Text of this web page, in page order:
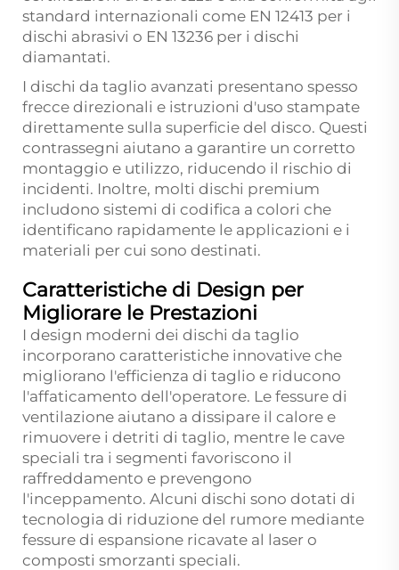
standard internazionali come EN 12413 per i
dischi abrasivi o EN 13236 per i dischi
diamantati.
I dischi da taglio avanzati presentano spesso
frecce direzionali e istruzioni d'uso stampate
direttamente sulla superficie del disco. Questi
contrassegni aiutano a garantire un corretto
montaggio e utilizzo, riducendo il rischio di
incidenti. Inoltre, molti dischi premium
includono sistemi di codifica a colori che
identificano rapidamente le applicazioni e i
materiali per cui sono destinati.
Caratteristiche di Design per
Migliorare le Prestazioni
I design moderni dei dischi da taglio
incorporano caratteristiche innovative che
migliorano l'efficienza di taglio e riducono
l'affaticamento dell'operatore. Le fessure di
ventilazione aiutano a dissipare il calore e
rimuovere i detriti di taglio, mentre le cave
speciali tra i segmenti favoriscono il
raffreddamento e prevengono
l'inceppamento. Alcuni dischi sono dotati di
tecnologia di riduzione del rumore mediante
fessure di espansione ricavate al laser o
composti smorzanti speciali.